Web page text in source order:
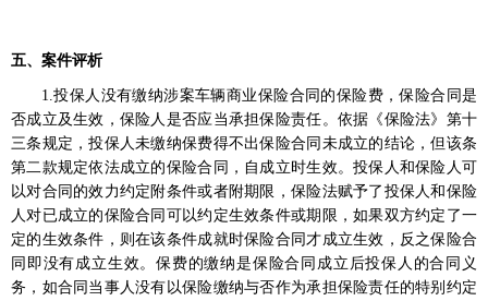
五、案件评析
1. 投保人没有缴纳涉案车辆商业保险合同的保险费，保险合同是
否成立及生效，保险人是否应当承担保险责任。依据《保险法》第十
三条规定，投保人未缴纳保费得不出保险合同未成立的结论，但该条
第二款规定依法成立的保险合同，自成立时生效。投保人和保险人可
以对合同的效力约定附条件或者附期限，保险法赋予了投保人和保险
人对已成立的保险合同可以约定生效条件或期限，如果双方约定了一
定的生效条件，则在该条件成就时保险合同才成立生效，反之保险合
同即没有成立生效。保费的缴纳是保险合同成立后投保人的合同义
务，如合同当事人没有以保险缴纳与否作为承担保险责任的特别约定